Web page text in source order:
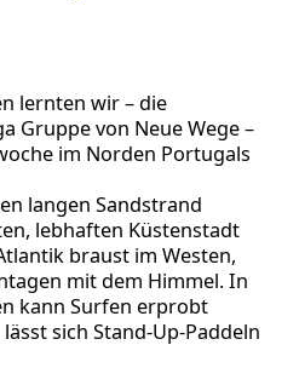
lernten wir – die
Gruppe von Neue Wege –
im Norden Portugals
langen Sandstrand
lebhaften Küstenstadt
braust im Westen,
mit dem Himmel. In
kann Surfen erprobt
sich Stand-Up-Paddeln